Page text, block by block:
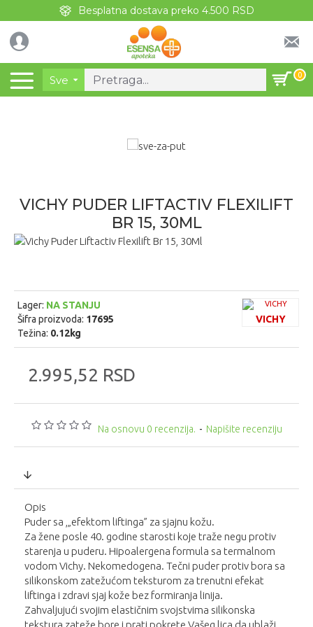
Besplatna dostava preko 4.500 RSD
Sve 0
VICHY PUDER LIFTACTIV FLEXILIFT
BR 15, 30ML
Na osnovu 0 recenzija. - Napišite recenziju
2.995,52 RSD
Lager: NA STANJU
Šifra proizvoda: 17695
Težina: 0.12kg
VICHY
Opis
Puder sa ,„efektom liftinga” za sjajnu kožu.
Za žene posle 40. godine starosti koje traže negu protiv
starenja u puderu. Hipoalergena formula sa termalnom
vodom Vichy. Nekomedogena. Tečni puder protiv bora sa
silikonskom zatežućom teksturom za trenutni efekat
liftinga i zdravi sjaj kože bez formiranja linija.
Zahvaljujući svojim elastičnim svojstvima silikonska
tekstura zateže bore i prati pokrete Vašeg lica da ublaži